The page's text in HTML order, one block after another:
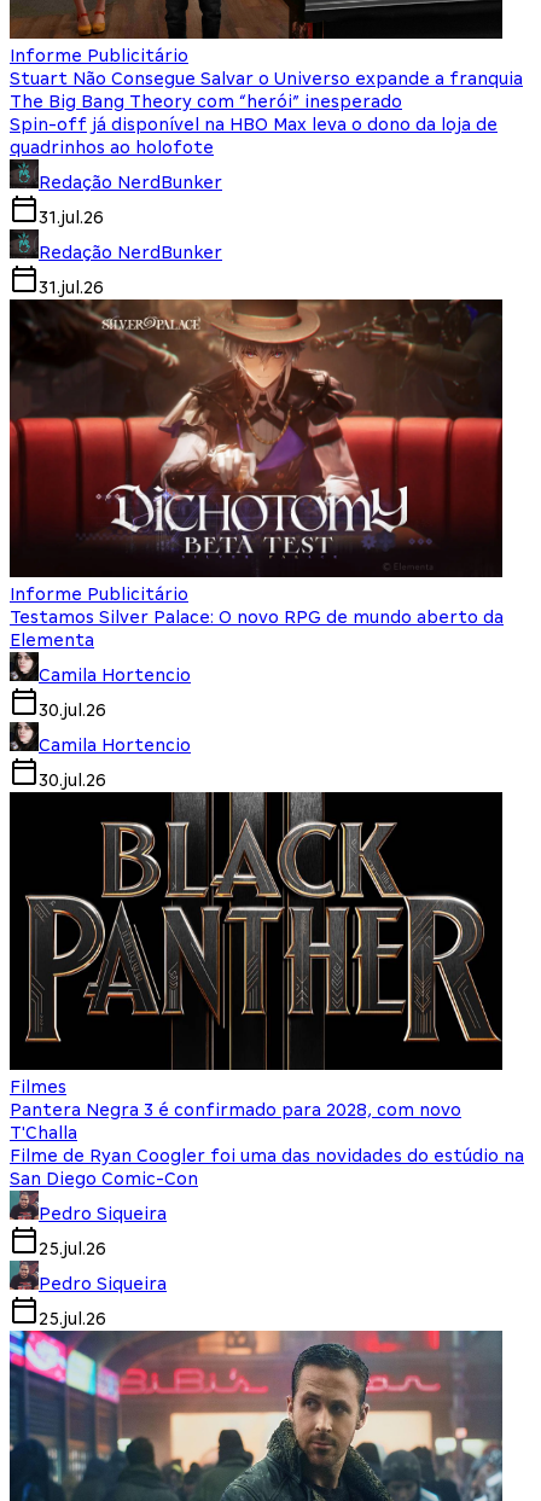
Informe Publicitário
Stuart Não Consegue Salvar o Universo expande a franquia
The Big Bang Theory com “herói” inesperado
Spin-off já disponível na HBO Max leva o dono da loja de
quadrinhos ao holofote
Redação NerdBunker
31.jul.26
Redação NerdBunker
31.jul.26
Informe Publicitário
Testamos Silver Palace: O novo RPG de mundo aberto da
Elementa
Camila Hortencio
30.jul.26
Camila Hortencio
30.jul.26
Filmes
Pantera Negra 3 é confirmado para 2028, com novo
T'Challa
Filme de Ryan Coogler foi uma das novidades do estúdio na
San Diego Comic-Con
Pedro Siqueira
25.jul.26
Pedro Siqueira
25.jul.26